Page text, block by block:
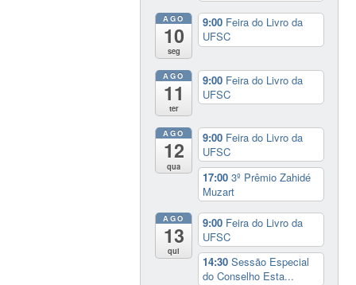
AGO
10
seg
9:00 Feira do Livro da
UFSC
AGO
11
ter
9:00 Feira do Livro da
UFSC
AGO
12
qua
9:00 Feira do Livro da
UFSC
17:003º Prêmio Zahidé
Muzart
AGO
13
qui
9:00 Feira do Livro da
UFSC
14:30Sessão Especial
do Conselho Esta...